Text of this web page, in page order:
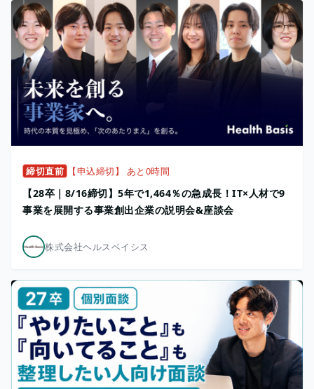
締切直前 【申込締切】 あと0時間
【28卒｜8/16締切】5年で1,464％の急成長！IT×人材で9
事業を展開する事業創出企業の説明会&座談会
株式会社ヘルスベイシス